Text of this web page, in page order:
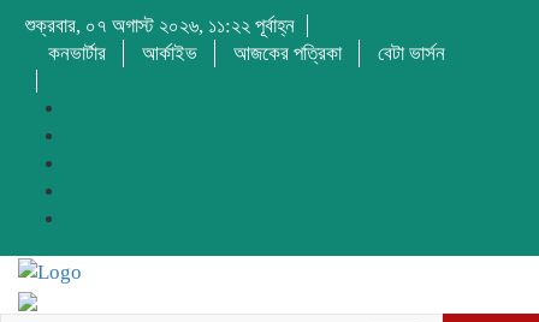
শুক্রবার, ০৭ অগাস্ট ২০২৬, ১১:২২ পূর্বাহ্ন
কনভার্টার
আর্কাইভ আজকের পত্রিকা বেটা ভার্সন